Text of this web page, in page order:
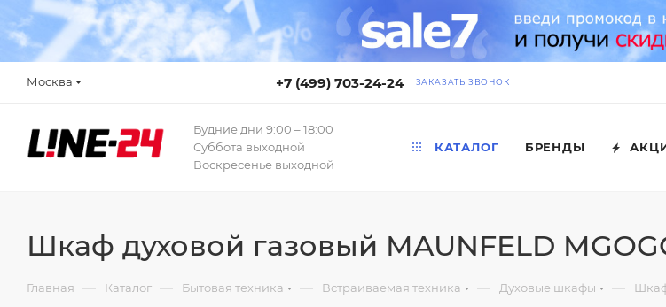
Москва +7 (499) 703-24-24 ЗАКАЗАТЬ ЗВОНОК
Будние дни 9:00 – 18:00
Суббота выходной
Воскресенье выходной
КАТАЛОГ БРЕНДЫ
Шкаф духовой газовый MAUNFELD
Главная — Каталог — Бытовая техника — Встраиваемая техника — Духовые шкафы — Шкаф